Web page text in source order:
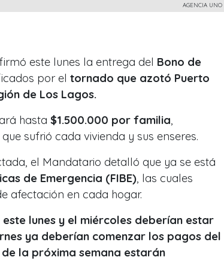
AGENCIA UNO
este lunes la entrega del Bono de
por el tornado que azotó Puerto
de Los Lagos.
hasta $1.500.000 por familia
sufrió cada vivienda y sus enseres.
el Mandatario detalló que ya se está
de Emergencia (FIBE) , las cuales
afectación en cada hogar.
este lunes y el miércoles deberían estar
ya deberían comenzar los pagos del
la próxima semana estarán